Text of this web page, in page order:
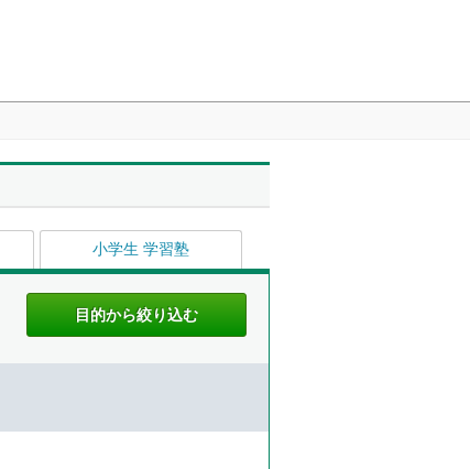
小学生 学習塾